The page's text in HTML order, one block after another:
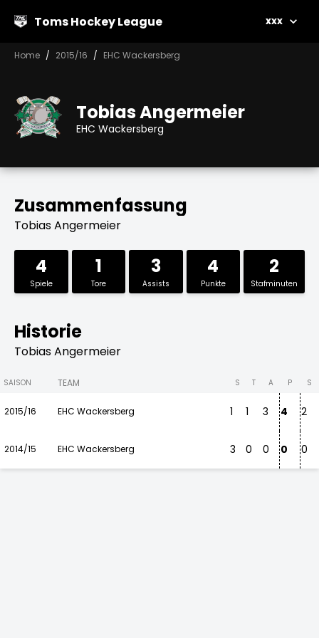
Toms Hockey League xxx
Home 2015/16 EHC Wackersberg
Tobias Angermeier
EHC Wackersberg
Zusammenfassung
Tobias Angermeier
4
Spiele
1
Tore
3
Assists
4
Punkte
2
Stafminuten
Historie
Tobias Angermeier
SAISON TEAM S T A P S
2015/16 EHC Wackersberg 1 1 3 4 2
2014/15 EHC Wackersberg 3 0 0 0 0